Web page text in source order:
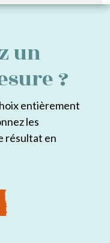
un
?
entièrement
les
résultat en